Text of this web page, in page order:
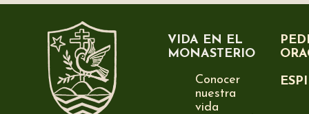
VIDA EN EL
MONASTERIO
Conocer
nuestra
vida